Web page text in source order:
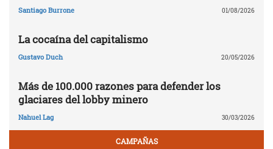
Santiago Burrone 01/08/2026
La cocaína del capitalismo
Gustavo Duch 20/05/2026
Más de 100.000 razones para defender los
glaciares del lobby minero
Nahuel Lag 30/03/2026
CAMPAÑAS